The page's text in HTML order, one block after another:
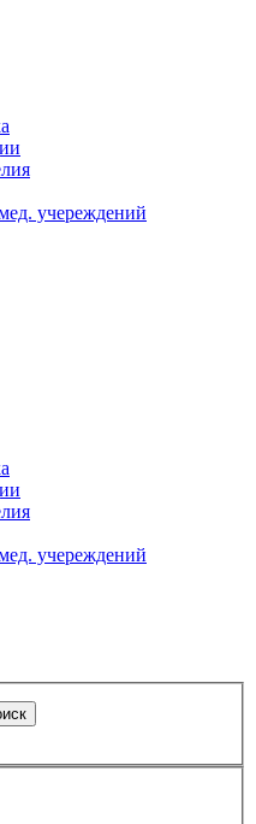
учереждений
учереждений